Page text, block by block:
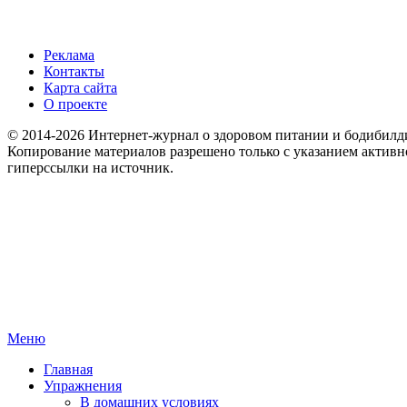
Реклама
Контакты
Карта сайта
О проекте
© 2014-2026 Интернет-журнал о здоровом питании и
Копирование материалов разрешено только с указанием
гиперссылки на источник.
Меню
Главная
Упражнения
В домашних условиях